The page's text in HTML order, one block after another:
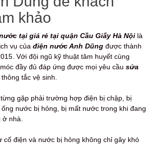
khảo
tại giá rẻ tại quận Cầu Giấy Hà Nội là
vụ của điện nước Anh Dũng được thành
Với đội ngũ kỹ thuật tâm huyết cùng
đầy đủ đáp ứng được mọi yêu cầu sửa
, thông tắc vệ sinh.
gặp phải trường hợp điện bị chập, bị
nước bị hỏng, bị mất nước trong khi đang
nhà.
cố điện và nước bị hỏng không chỉ gây khó